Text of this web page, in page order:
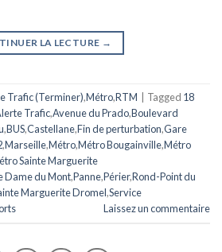
LA LECTURE →
Trafic (Terminer),Métro,RTM Tagged 18
Trafic,Avenue du Prado,Boulevard
,BUS,Castellane,Fin de perturbation,Gare
,Marseille,Métro,Métro Bougainville,Métro
Sainte Marguerite
Dame du Mont,Panne,Périer,Rond-Point du
Marguerite Dromel,Service
Laissez un commentaire